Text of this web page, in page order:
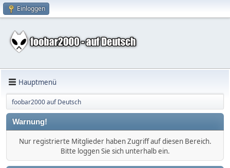
Einloggen
Hauptmenü
foobar2000 auf Deutsch
Warnung!
Nur registrierte Mitglieder haben Zugriff auf diesen Bereich.
Bitte loggen Sie sich unterhalb ein.